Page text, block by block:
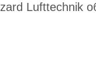
Lufttechnik